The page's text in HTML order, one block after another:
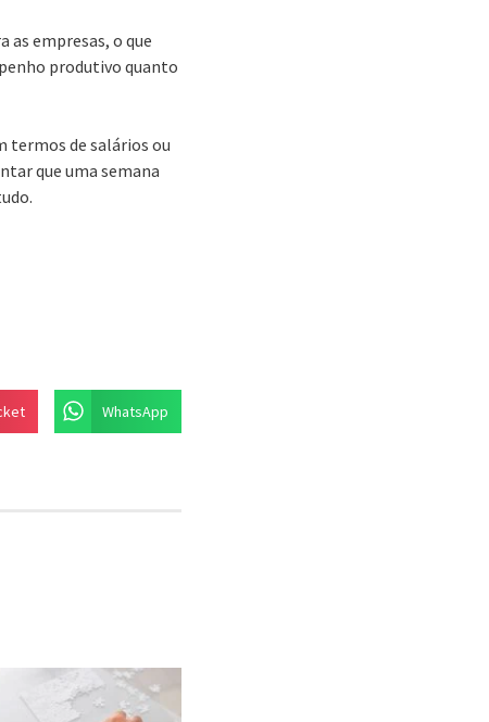
empresas, o que
produtivo quanto
termos de salários ou
que uma semana
WhatsApp